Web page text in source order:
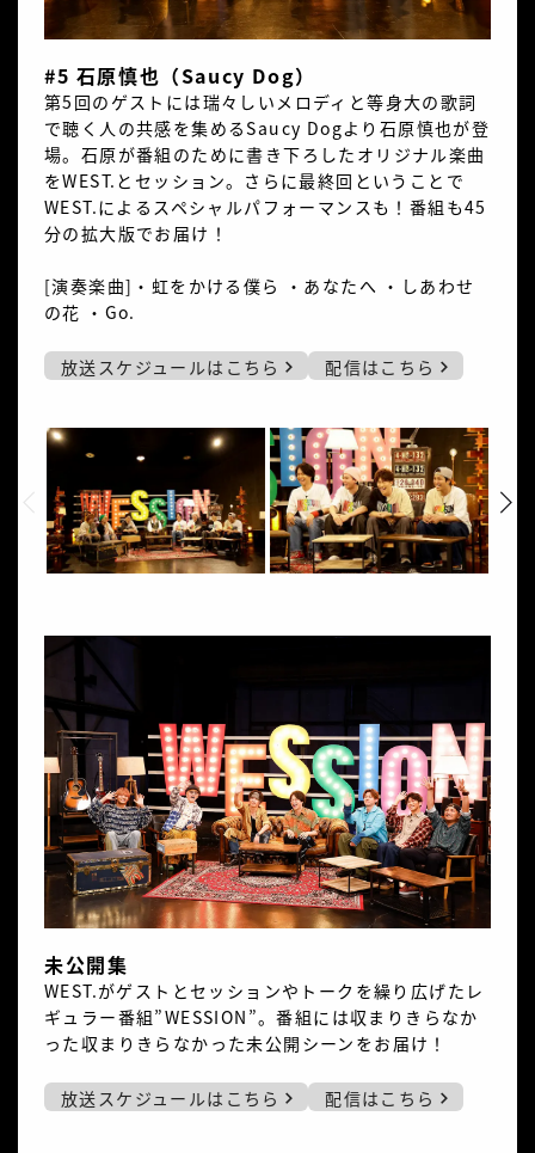
#5 石原慎也（Saucy Dog）
第5回のゲストには瑞々しいメロディと等身大の歌詞
で聴く人の共感を集めるSaucy Dogより石原慎也が登
場。石原が番組のために書き下ろしたオリジナル楽曲
をWEST.とセッション。さらに最終回ということで
WEST.によるスペシャルパフォーマンスも！番組も45
分の拡大版でお届け！
[演奏楽曲]・虹をかける僕ら ・あなたへ ・しあわせ
の花 ・Go.
放送スケジュールはこちら 配信はこちら
未公開集
WEST.がゲストとセッションやトークを繰り広げたレ
ギュラー番組”WESSION”。番組には収まりきらなか
った収まりきらなかった未公開シーンをお届け！
放送スケジュールはこちら 配信はこちら